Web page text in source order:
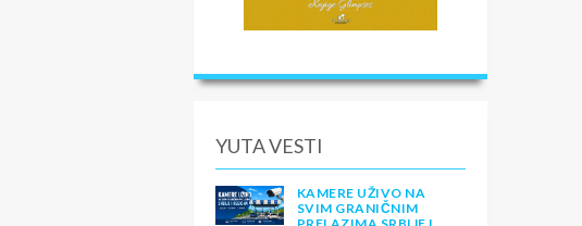
YUTA VESTI
KAMERE UŽIVO NA
SVIM GRANIČNIM